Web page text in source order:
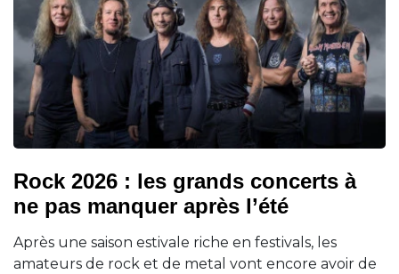
Rock 2026 : les grands concerts à
ne pas manquer après l’été
Après une saison estivale riche en festivals, les
amateurs de rock et de metal vont encore avoir de